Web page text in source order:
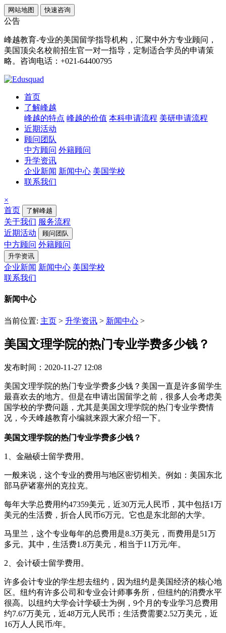
网站地图 快速咨询
公告
峰越教育-专业的美国留学指导机构，汇聚中外方专业顾问，
美国顶尖名校前招生官一对一指导，定制适合学员的申请策
略。咨询电话：+021-64400795
首页
了解峰越
峰越的特点 峰越的价值 本科申请流程 美研申请流程
近期活动
顾问团队
中方顾问 外籍顾问
升学资讯
企业新闻 新闻中心 美国学校
联系我们
×
首页
了解峰越
关于我们 服务流程
近期活动
顾问团队
中方顾问 外籍顾问
升学资讯
企业新闻 新闻中心 美国学校
联系我们
新闻中心
当前位置: 主页 > 升学资讯 > 新闻中心 >
美国文理学院的热门专业学费多少钱？
发布时间：2020-11-27 12:08
美国文理学院的热门专业学费多少钱？美国一直是许多留学生
最喜欢去的地方。但是在申请出国留学之前，很多人会考虑美
国学校的学费问题，尤其是美国文理学院的热门专业学费情
况，今天峰越教育小编就来跟大家介绍一下。
美国文理学院的热门专业学费多少钱？
1、金融硕士留学费用。
一般来说，这个专业的费用与地区密切相关。例如：美国东北
部马萨诸塞州的克拉克。
每年大学总费用约47359美元，近30万元人民币，其中包括1万
美元的生活费，折合人民币6万元。它也是东北部的大学。
马里兰，这个专业每年的总费用是8.3万美元，而费用是51万
多元。其中，生活费1.8万美元，相当于11万元/年。
2、会计硕士留学费用。
许多会计专业的学生想去纽约，因为纽约是美国经济的核心地
区。纽约有许多公司和专业会计师事务所，但纽约的消费水平
很高。以纽约大学会计学硕士为例，9个月的专业学习总费用
约7.67万美元，近48万元人民币；生活费需要2.52万美元，近
16万人人民币/年。